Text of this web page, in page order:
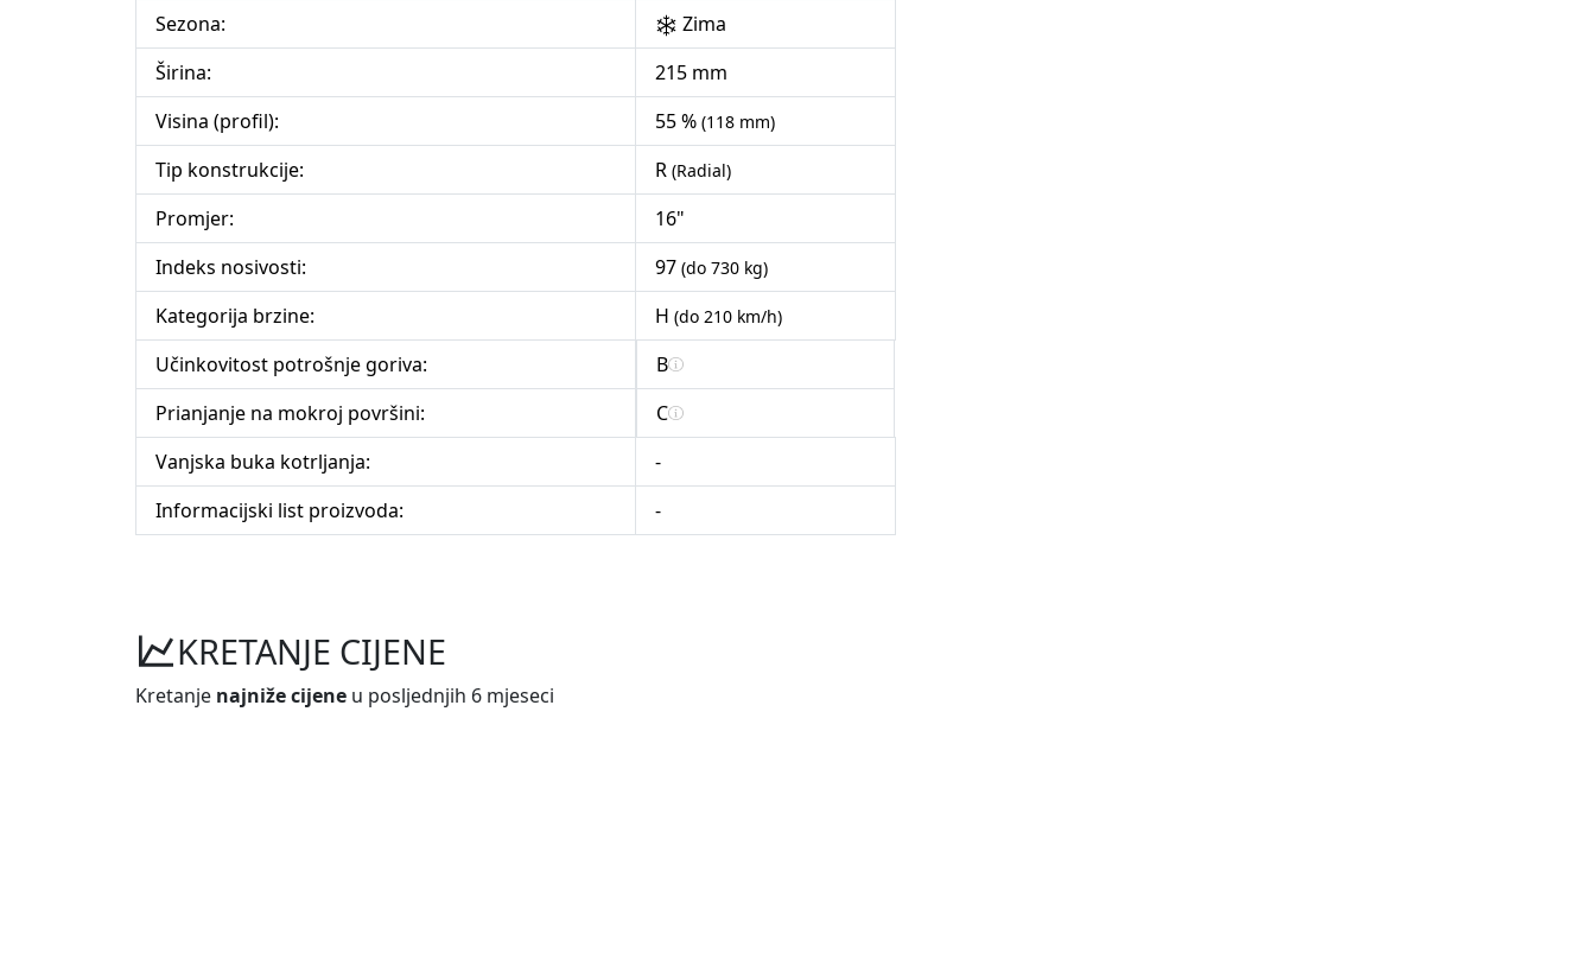
Sezona:
Zima
Širina:
215 mm
Visina (profil):
55 % (118 mm)
Tip konstrukcije: R (Radial)
Promjer:
16"
Indeks nosivosti:
97 (do 730 kg)
Kategorija brzine: H (do 210 km/h)
Učinkovitost potrošnje goriva:
B
Prianjanje na mokroj površini:
C
Vanjska buka kotrljanja:
-
Informacijski list proizvoda:
-
KRETANJE CIJENE
Kretanje najniže cijene u posljednjih 6 mjeseci